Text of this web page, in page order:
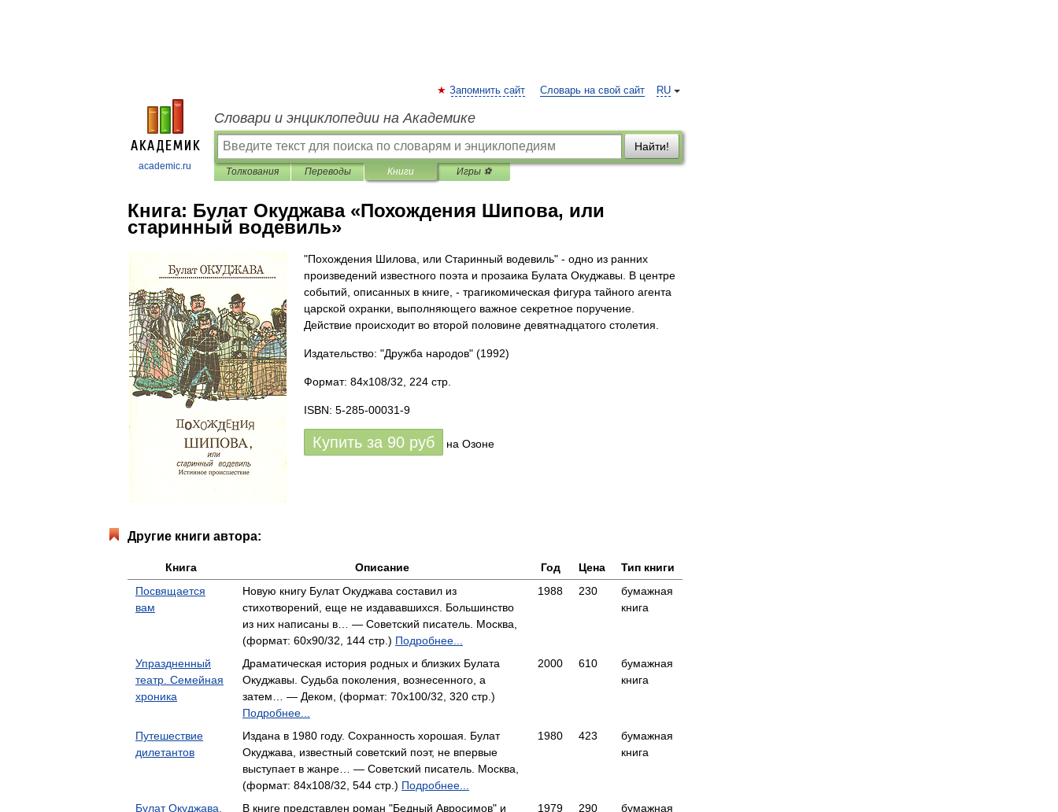
academic.ru
RU
Запомнить сайт Словарь на свой сайт
Словари и энциклопедии на Академике
Найти!
Толкования Переводы Книги Игры ⚽
Книга: Булат Окуджава «Похождения Шипова, или
старинный водевиль»
"Похождения Шилова, или Старинный водевиль" - одно из ранних
произведений известного поэта и прозаика Булата Окуджавы. В центре
событий, описанных в книге, - трагикомическая фигура тайного агента
царской охранки, выполняющего важное секретное поручение.
Действие происходит во второй половине девятнадцатого столетия.
Издательство: "Дружба народов" (1992)
Формат: 84x108/32, 224 стр.
ISBN: 5-285-00031-9
Купить за 90 руб на Озоне
Другие книги автора:
Книга Описание Год Цена
Тип книги
Посвящается
вам
Новую книгу Булат Окуджава составил из
стихотворений, еще не издававшихся. Большинство
из них написаны в… — Советский писатель. Москва,
(формат: 60x90/32, 144 стр.) Подробнее...
1988 230
бумажная
книга
Упраздненный
театр. Семейная
хроника
Драматическая история родных и близких Булата
Окуджавы. Судьба поколения, вознесенного, а
затем… — Деком, (формат: 70x100/32, 320 стр.)
Подробнее...
2000 610
бумажная
книга
Путешествие
дилетантов
Издана в 1980 году. Сохранность хорошая. Булат
Окуджава, известный советский поэт, не впервые
выступает в жанре… — Советский писатель. Москва,
(формат: 84x108/32, 544 стр.) Подробнее...
1980 423
бумажная
книга
Булат Окуджава.
В книге представлен роман "Бедный Авросимов" и
1979 290
бумажная